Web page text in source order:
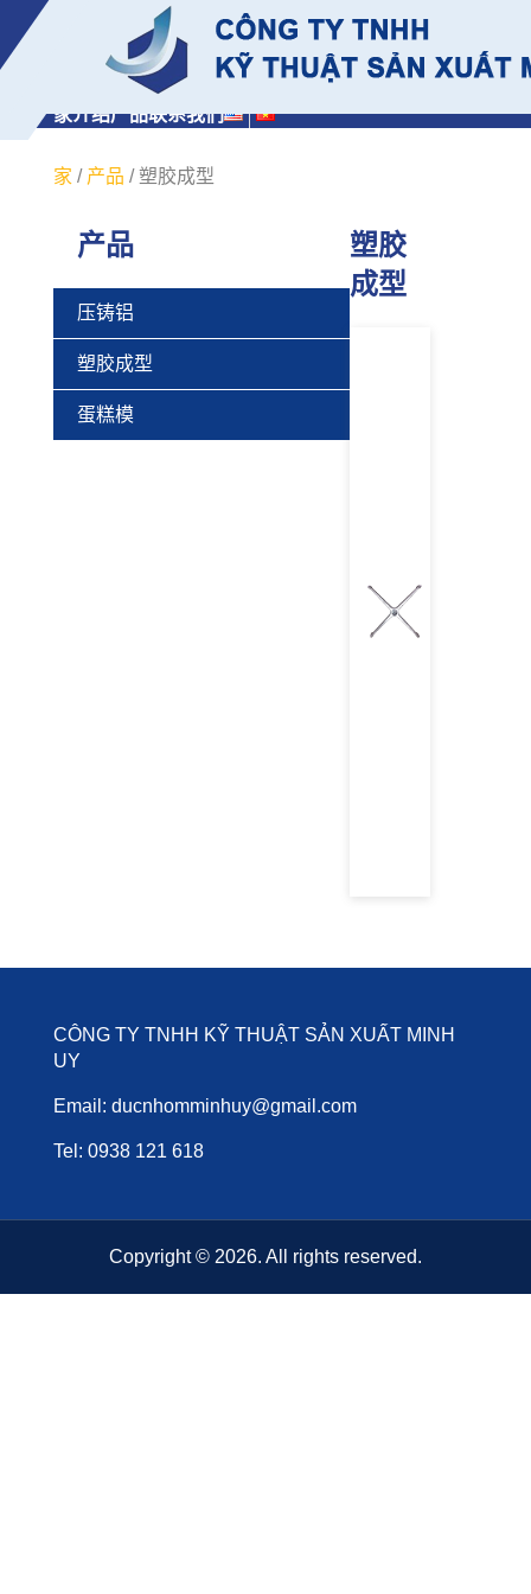
家介绍产品联系我们
家 / 产品 / 塑胶成型
产品
压铸铝
塑胶成型
蛋糕模
塑胶
成型
CÔNG TY TNHH KỸ THUẬT SẢN XUẤT MINH
UY
Email: ducnhomminhuy@gmail.com
Tel: 0938 121 618
Copyright © 2026. All rights reserved.